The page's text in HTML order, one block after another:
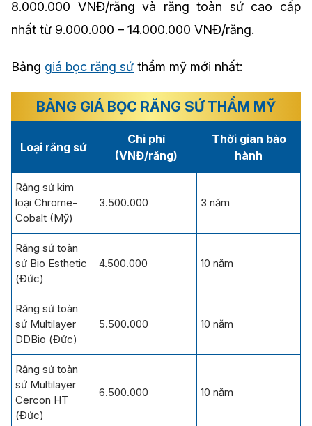
8.000.000 VNĐ/răng và răng toàn sứ cao cấp
nhất từ 9.000.000 – 14.000.000 VNĐ/răng.
Bảng giá bọc răng sứ thẩm mỹ mới nhất:
BẢNG GIÁ BỌC RĂNG SỨ THẨM MỸ
Loại răng sứ
Chi phí
(VNĐ/răng)
Thời gian bảo
hành
Răng sứ kim
loại Chrome-
Cobalt (Mỹ)
3.500.000 3 năm
Răng sứ toàn
sứ Bio Esthetic
(Đức)
4.500.000 10 năm
Răng sứ toàn
sứ Multilayer
DDBio (Đức)
5.500.000 10 năm
Răng sứ toàn
sứ Multilayer
Cercon HT
(Đức)
6.500.000 10 năm